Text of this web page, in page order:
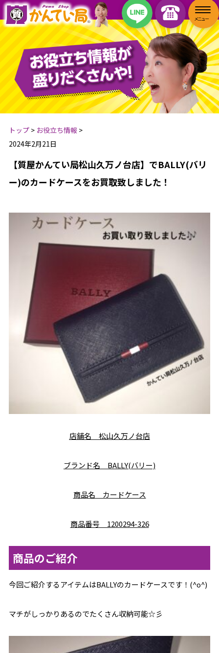
トップ> お役立ち情報 >
2024年2月21日
【質屋かんてい局松山久万ノ台店】でBALLY(バリ
ー)のカードケースをお買取致しました！
店舗名 松山久万ノ台店
ブランド名 BALLY(バリー)
商品名 カードケース
商品番号 1200294-326
商品のご紹介
今回ご紹介するアイテムはBALLYのカードケースです！(^o^)
マチがしっかりあるのでたくさん収納可能☆彡